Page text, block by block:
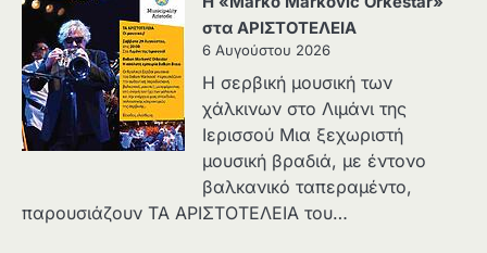
στα ΑΡΙΣΤΟΤΕΛΕΙΑ
6 Αυγούστου 2026
Η σερβική μουσική των
χάλκινων στο Λιμάνι της
Ιερισσού Μια ξεχωριστή
μουσική βραδιά, με έντονο
βαλκανικό ταπεραμέντο,
παρουσιάζουν ΤΑ ΑΡΙΣΤΟΤΕΛΕΙΑ του…